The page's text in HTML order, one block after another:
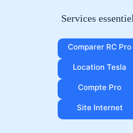
Services
Comparer RC Pro
Location Tesla
Compte Pro
Site Internet